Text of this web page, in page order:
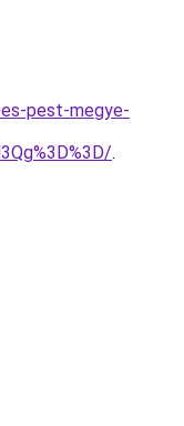
pest-megye-
.